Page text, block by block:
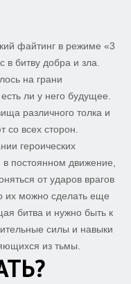
файтинг в режиме «3
в битву добра и зла.
на грани
ли у него будущее.
различного толка и
всех сторон.
героических
постоянном движение,
от ударов врагов
их можно сделать еще
битва и нужно быть к
силы и навыки
из тьмы.